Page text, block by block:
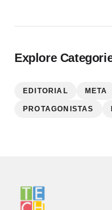
Explore
EDITORIAL META
PROTAGONISTAS